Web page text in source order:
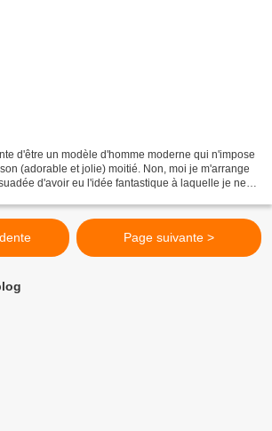
d'être un modèle d'homme moderne qui n'impose
(adorable et jolie) moitié. Non, moi je m'arrange
d'avoir eu l'idée fantastique à laquelle je ne
Page suivante >